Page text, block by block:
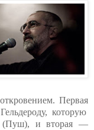
Первая
которую
(Пуш), и вторая —